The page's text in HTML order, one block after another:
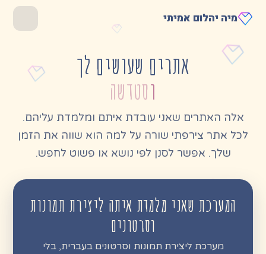
מיה יהלום אמיתי
אתרים שעושים לך
טקסטים, תמונות,
וידאו
אלה האתרים שאני עובדת איתם ומלמדת עליהם.
לכל אתר צירפתי שורה על למה הוא שווה את הזמן
שלך. אפשר לסנן לפי נושא או פשוט לחפש.
המערכת שאני מלמדת איתה ליצירת תמונות
וסרטונים
מערכת ליצירת תמונות וסרטונים בעברית, בלי